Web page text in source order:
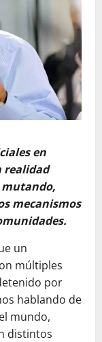
en
realidad
mecanismos
un
múltiples
por
hablando de
mundo,
distintos